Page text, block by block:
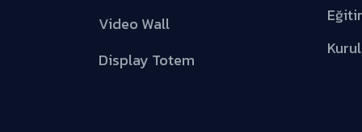
Video Wall
Display Totem